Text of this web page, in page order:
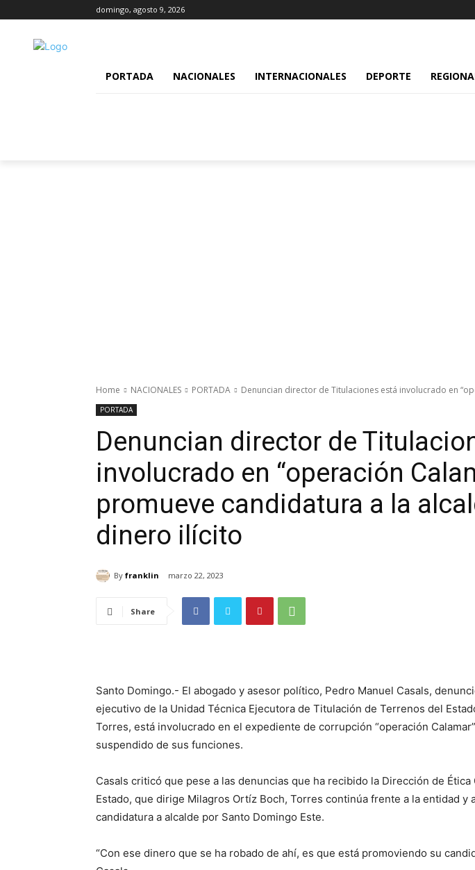
domingo, agosto 9, 2026
PORTADA NACIONALES INTERNACIONALES DEPORTE
Home NACIONALES PORTADA Denuncian director de Titulaciones está involucrado en
PORTADA
Denuncian director de
involucrado en “operación
promueve candidatura a la
dinero ilícito
By franklin marzo 22, 2023
Share
Santo Domingo.- El abogado y asesor político, Pedro Manuel Casals,
ejecutivo de la Unidad Técnica Ejecutora de Titulación de Terrenos del
Torres, está involucrado en el expediente de corrupción “operación
suspendido de sus funciones.
Casals criticó que pese a las denuncias que ha recibido la Dirección de Ética
Estado, que dirige Milagros Ortíz Boch, Torres continúa frente a la entidad y
candidatura a alcalde por Santo Domingo Este.
“Con ese dinero que se ha robado de ahí, es que está promoviendo su